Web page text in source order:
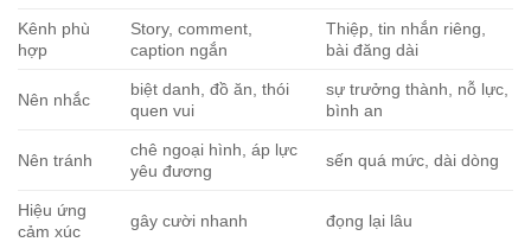
Kênh phù
hợp
Story, comment,
caption ngắn
Thiệp, tin nhắn riêng,
bài đăng dài
Nên nhắc
biệt danh, đồ ăn, thói
quen vui
sự trưởng thành, nỗ lực,
bình an
Nên tránh
chê ngoại hình, áp lực
yêu đương
sến quá mức, dài dòng
Hiệu ứng
cảm xúc
gây cười nhanh đọng lại lâu